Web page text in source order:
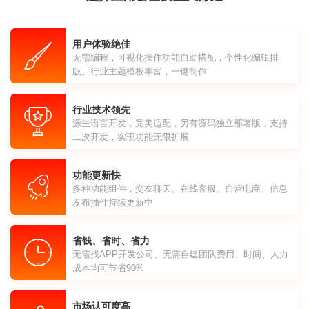
用户体验绝佳
无需编程，可视化操作功能自助搭配，个性化编辑排
版。行业主题模板丰富，一键制作
行业技术领先
源生语言开发，完美适配，另有源码独立部署版，支持
二次开发，实现功能无限扩展
功能更新快
多种功能组件，交友聊天、在线客服、自营电商、信息
发布插件持续更新中
省钱、省时、省力
无需找APP开发公司、无需自建团队费用、时间、人力
成本均可节省90%
市场认可度高